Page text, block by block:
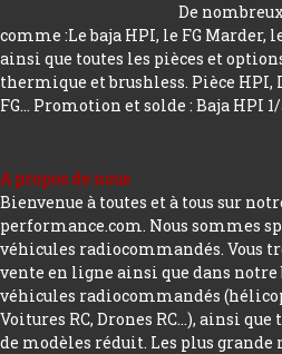
De
comme :Le baja HPI, le FG Marder,
ainsi que toutes les pièces et
thermique et brushless. Pièce HPI,
FG... Promotion et solde : Baja HPI
A propos de nous
Bienvenue à toutes et à tous sur
performance.com. Nous sommes
véhicules radiocommandés. Vous
vente en ligne ainsi que dans notre
véhicules radiocommandés
Voitures RC, Drones RC…), ainsi que
de modèles réduit. Les plus grande